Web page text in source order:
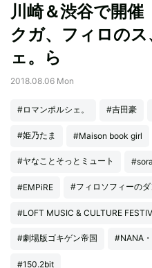
川崎＆渋谷で開催
クガ、フィロの
ェ。ら
2018.08.06 Mon
#ロマンポルシェ。 #吉田豪
#姫乃たま #Maison book girl
#ヤなことそっとミュート
#EMPiRE #フィロソフィーのダ
#LOFT MUSIC & CULTURE
#劇場版ゴキゲン帝国 #NANA
#150.2bit